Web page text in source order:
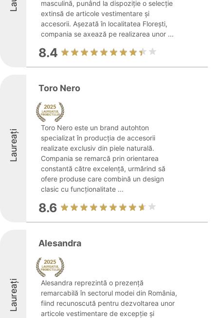
masculină, punând la dispoziție o selecție
extinsă de articole vestimentare și
accesorii. Așezată în localitatea Florești,
compania se axează pe realizarea unor ...
8.4
Laureați
Toro Nero
Toro Nero este un brand autohton
specializat în producția de accesorii
realizate exclusiv din piele naturală.
Compania se remarcă prin orientarea
constantă către excelență, urmărind să
ofere produse care combină un design
clasic cu funcționalitate ...
8.6
Laureați
Alesandra
Alesandra reprezintă o prezență
remarcabilă în sectorul modei din România,
fiind recunoscută pentru dezvoltarea unor
articole vestimentare de excepție și